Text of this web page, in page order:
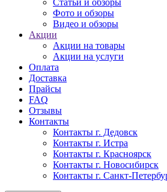
Статьи и обзоры
Фото и обзоры
Видео и обзоры
Акции
Акции на товары
Акции на услуги
Оплата
Доставка
Прайсы
FAQ
Отзывы
Контакты
Контакты г. Дедовск
Контакты г. Истра
Контакты г. Красноярск
Контакты г. Новосибирск
Контакты г. Санкт-